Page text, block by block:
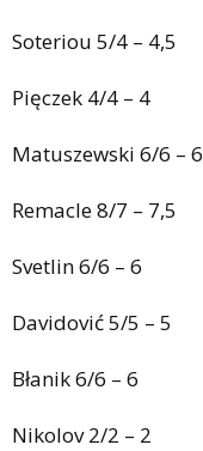
Soteriou 5/4 – 4,5
Pięczek 4/4 – 4
Matuszewski 6/6 – 6
Remacle 8/7 – 7,5
Svetlin 6/6 – 6
Davidović 5/5 – 5
Błanik 6/6 – 6
Nikolov 2/2 – 2